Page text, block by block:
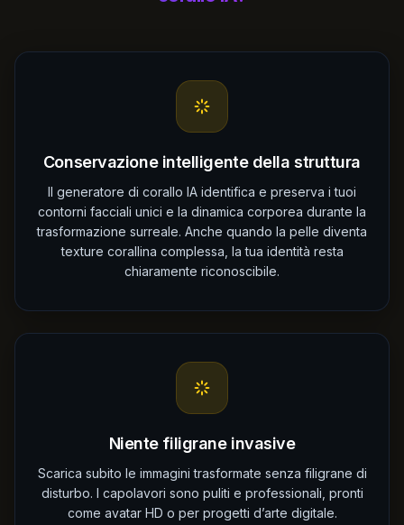
Conservazione intelligente della struttura
Il generatore di corallo IA identifica e preserva i tuoi
contorni facciali unici e la dinamica corporea durante la
trasformazione surreale. Anche quando la pelle diventa
texture corallina complessa, la tua identità resta
chiaramente riconoscibile.
Niente filigrane invasive
Scarica subito le immagini trasformate senza filigrane di
disturbo. I capolavori sono puliti e professionali, pronti
come avatar HD o per progetti d’arte digitale.